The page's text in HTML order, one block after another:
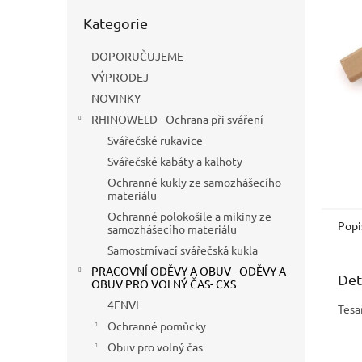
kategorie
Kategorie
DOPORUČUJEME
VÝPRODEJ
NOVINKY
RHINOWELD - Ochrana při sváření
Svářečské rukavice
Svářečské kabáty a kalhoty
Ochranné kukly ze samozhášecího
materiálu
Ochranné polokošile a mikiny ze
samozhášecího materiálu
Samostmívací svářečská kukla
PRACOVNÍ ODĚVY A OBUV - ODĚVY A
OBUV PRO VOLNÝ ČAS- CXS
4ENVI
Ochranné pomůcky
Obuv pro volný čas